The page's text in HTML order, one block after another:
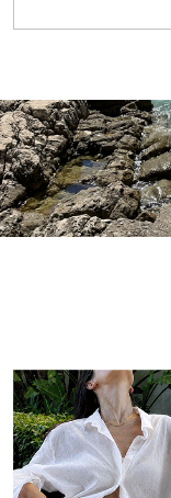
MADE by NANING9